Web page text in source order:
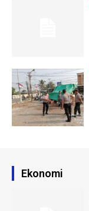
Ekonomi